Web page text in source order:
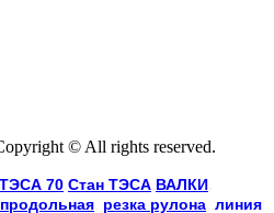
© All rights reserved.
70 Cтан ТЭСА ВАЛКИ
резка рулона линия